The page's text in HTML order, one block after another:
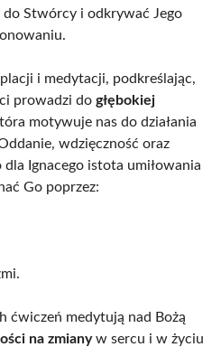
do Stwórcy i odkrywać Jego
i medytacji, podkreślając,
prowadzi do głębokiej
motywuje nas do działania
wdzięczność oraz
Ignacego istota umiłowania
Go poprzez:
ćwiczeń medytują nad Bożą
na zmianyw sercu i w życiu